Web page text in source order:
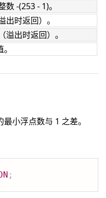
数 -(253 - 1)。
出时返回）。
溢出时返回）。
最小浮点数与 1 之差。
;